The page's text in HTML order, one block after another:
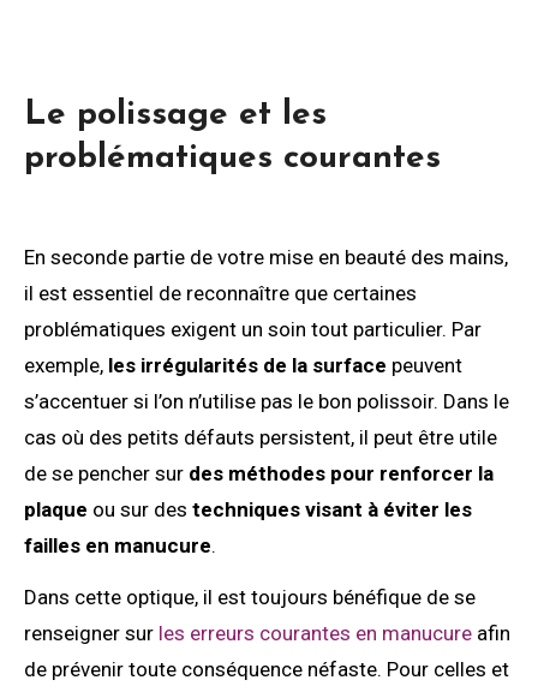
Le polissage et les
problématiques courantes
En seconde partie de votre mise en beauté des mains,
il est essentiel de reconnaître que certaines
problématiques exigent un soin tout particulier. Par
exemple, les irrégularités de la surface peuvent
s’accentuer si l’on n’utilise pas le bon polissoir. Dans le
cas où des petits défauts persistent, il peut être utile
de se pencher sur des méthodes pour renforcer la
plaque ou sur des techniques visant à éviter les
failles en manucure.
Dans cette optique, il est toujours bénéfique de se
renseigner sur les erreurs courantes en manucureafin
de prévenir toute conséquence néfaste. Pour celles et